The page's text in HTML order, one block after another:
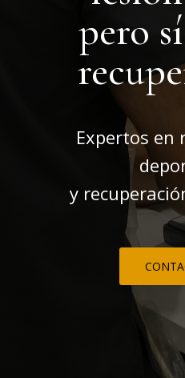
pero
Expertos en
y